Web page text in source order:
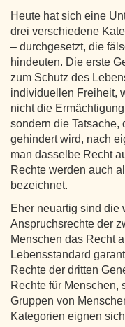
Heute hat sich eine
drei verschiedene
– durchgesetzt, die
hindeuten. Die erste
zum Schutz des
individuellen Freiheit,
nicht die
sondern die Tatsache,
gehindert wird, nach
man dasselbe Recht
Rechte werden auch
bezeichnet.
Eher neuartig sind die
Anspruchsrechte der
Menschen das Recht
Lebensstandard
Rechte der dritten
Rechte für Menschen,
Gruppen von
Kategorien eignen